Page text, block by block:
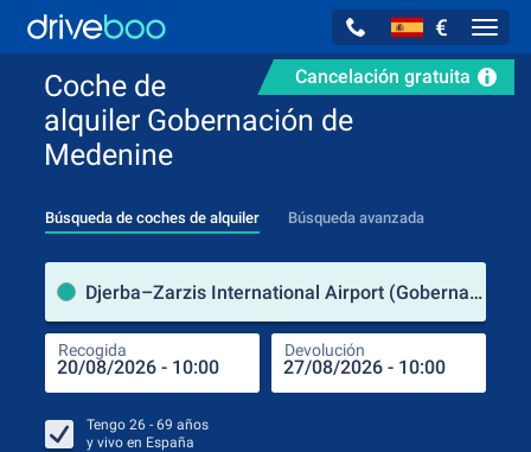
€
Cancelación gratuita
Coche de
alquiler Gobernación de
Medenine
Búsqueda de coches de alquiler Búsqueda avanzada
Djerba–Zarzis International Airport (Gobernación de Medenine / Túnez)
Recogida Devolución
Tengo 26 - 69 años
y vivo en España